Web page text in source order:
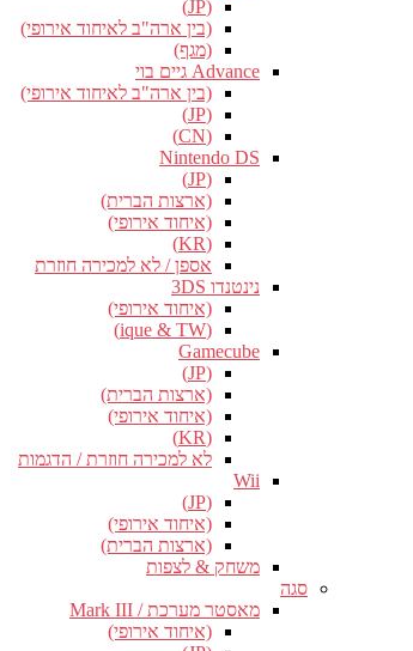
(JP)
(בין ארה"ב לאיחוד אירופי)
(מגף)
Advance גיים בוי
(בין ארה"ב לאיחוד אירופי)
(JP)
(CN)
Nintendo DS
(JP)
(ארצות הברית)
(איחוד אירופי)
(KR)
אספן / לא למכירה חוזרת
נינטנדו 3DS
(איחוד אירופי)
(ique & TW)
Gamecube
(JP)
(ארצות הברית)
(איחוד אירופי)
(KR)
לא למכירה חוזרת / הדגמות
Wii
(JP)
(איחוד אירופי)
(ארצות הברית)
משחק & לצפות
סגה
מאסטר מערכת / Mark III
(איחוד אירופי)